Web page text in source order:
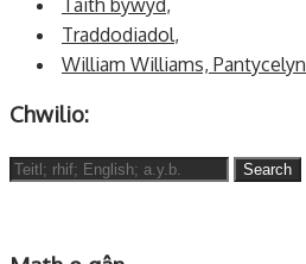
Traddodiadol,
William Williams, Pantycelyn
Chwilio:
Search
for: